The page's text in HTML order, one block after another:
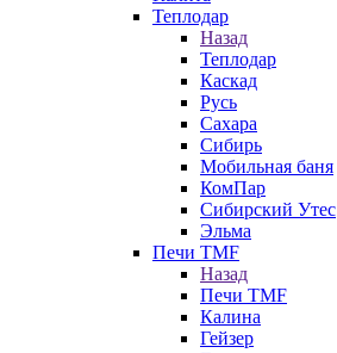
Теплодар
Назад
Теплодар
Каскад
Русь
Сахара
Сибирь
Мобильная баня
КомПар
Сибирский Утес
Эльма
Печи TMF
Назад
Печи TMF
Калина
Гейзер